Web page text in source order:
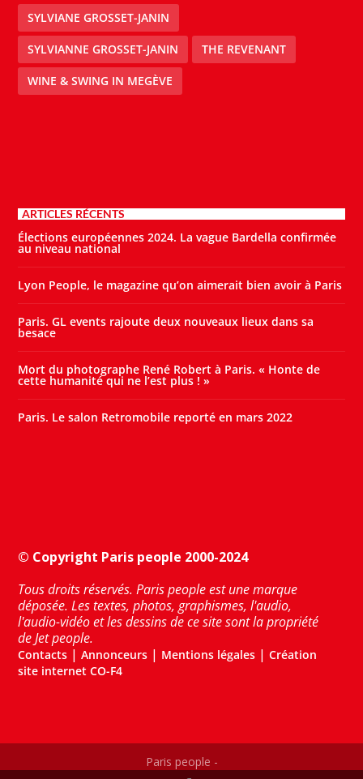
SYLVIANE GROSSET-JANIN
SYLVIANNE GROSSET-JANIN THE REVENANT
WINE & SWING IN MEGÈVE
ARTICLES RÉCENTS
Élections européennes 2024. La vague Bardella confirmée
au niveau national
Lyon People, le magazine qu’on aimerait bien avoir à Paris
Paris. GL events rajoute deux nouveaux lieux dans sa
besace
Mort du photographe René Robert à Paris. « Honte de
cette humanité qui ne l’est plus ! »
Paris. Le salon Retromobile reporté en mars 2022
© Copyright Paris people 2000-2024
Tous droits réservés. Paris people est une marque
déposée. Les textes, photos, graphismes, l'audio,
l'audio-vidéo et les dessins de ce site sont la propriété
de Jet people.
Contacts |Annonceurs | Mentions légales |Création
site internet CO-F4
Paris people -